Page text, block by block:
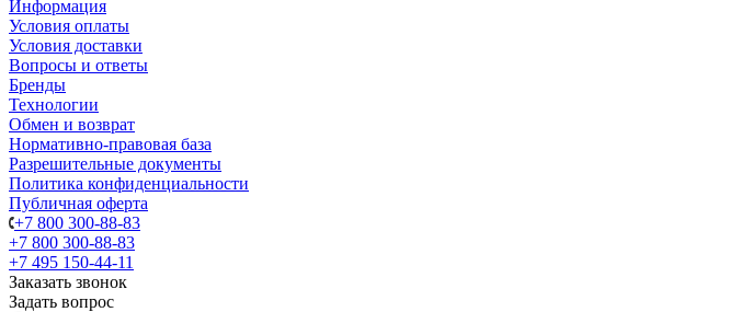
Информация
Условия оплаты
Условия доставки
Вопросы и ответы
Бренды
Технологии
Обмен и возврат
Нормативно-правовая база
Разрешительные документы
Политика конфиденциальности
Публичная оферта
+7 800 300-88-83
+7 800 300-88-83
+7 495 150-44-11
Заказать звонок
Задать вопрос